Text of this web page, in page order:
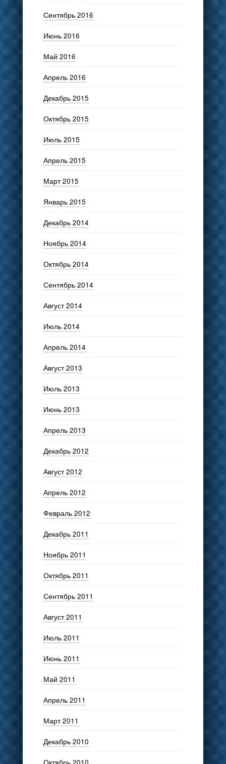
Сентябрь 2016
Июнь 2016
Май 2016
Апрель 2016
Декабрь 2015
Октябрь 2015
Июль 2015
Апрель 2015
Март 2015
Январь 2015
Декабрь 2014
Ноябрь 2014
Октябрь 2014
Сентябрь 2014
Август 2014
Июль 2014
Апрель 2014
Август 2013
Июль 2013
Июнь 2013
Апрель 2013
Декабрь 2012
Август 2012
Апрель 2012
Февраль 2012
Декабрь 2011
Ноябрь 2011
Октябрь 2011
Сентябрь 2011
Август 2011
Июль 2011
Июнь 2011
Май 2011
Апрель 2011
Март 2011
Декабрь 2010